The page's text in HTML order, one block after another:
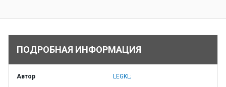
ПОДРОБНАЯ ИНФОРМАЦИЯ
Автор LEGKL;